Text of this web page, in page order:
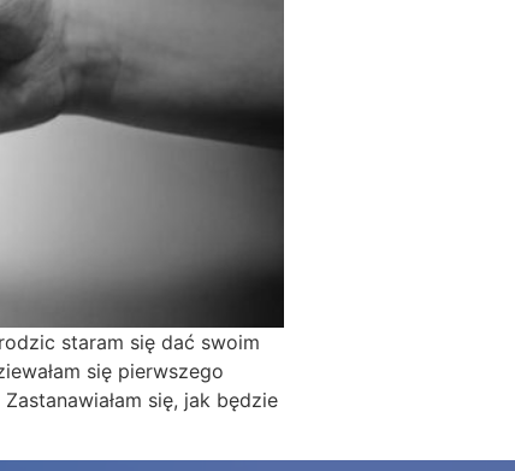
staram się dać swoim
się pierwszego
się, jak będzie